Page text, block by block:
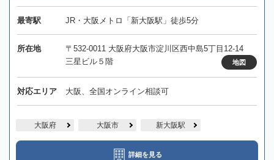
最寄駅 JR・大阪メトロ「新大阪駅」徒歩5分
所在地
〒532-0011 大阪府大阪市淀川区西中島5丁目12-14
三星ビル５階
地図
対応エリア 大阪、全国オンライン相談可
大阪府 大阪市 新大阪駅
詳細を見る